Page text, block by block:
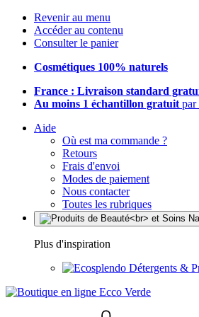
Revenir au menu
Accéder au contenu
Consulter le panier
Cosmétiques 100% naturels
France : Livraison standard
Au moins 1 échantillon gratuit par
Aide
Où est ma commande ?
Retours
Frais d'envoi
Modes de paiement
Nous contacter
Toutes les rubriques
Plus d'inspiration
Détergents &